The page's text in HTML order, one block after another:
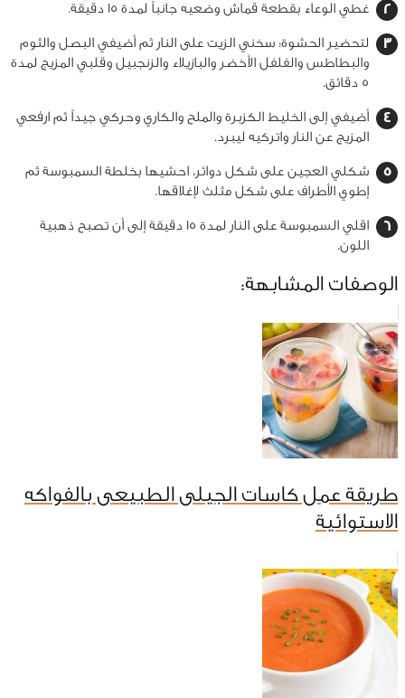
غطي الوعاء بقطعة قماش وضعيه جانباً لمدة 15 دقيقة.
لتحضير الحشوة: سخني الزيت على النار ثم أضيفي البصل والثوم
والبطاطس والفلفل الأخضر والبازيلاء والزنجبيل وقلبي المزيج لمدة
5 دقائق.
أضيفي إلى الخليط الكزبرة والملح والكاري وحركي جيداً ثم ارفعي
المزيج عن النار واتركيه ليبرد.
شكلي العجين على شكل دوائر، احشيها بخلطة السمبوسة ثم
إطوي الأطراف على شكل مثلث لإغلاقها.
اقلي السمبوسة على النار لمدة 15 دقيقة إلى أن تصبح ذهبية
اللون.
الوصفات المشابهة:
طريقة عمل كاسات الجيلى الطبيعى بالفواكه
الاستوائية